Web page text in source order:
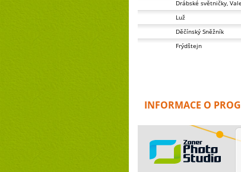
Drábské světničky,
Luž
Děčínský Sněžník
Frýdštejn
INFORMACE O